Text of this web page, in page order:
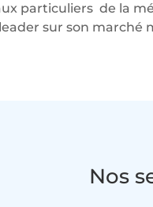
particuliers de la
sur son marché
Nos